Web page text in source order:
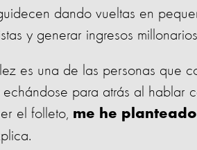
dando vueltas en
y generar ingresos
es una de las personas que
para atrás al hablar
el folleto, me he